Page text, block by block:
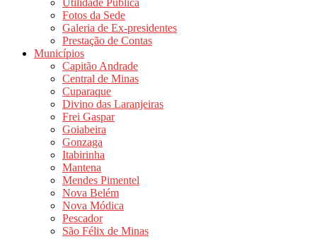
Utilidade Pública
Fotos da Sede
Galeria de Ex-presidentes
Prestação de Contas
Municípios
Capitão Andrade
Central de Minas
Cuparaque
Divino das Laranjeiras
Frei Gaspar
Goiabeira
Gonzaga
Itabirinha
Mantena
Mendes Pimentel
Nova Belém
Nova Módica
Pescador
São Félix de Minas